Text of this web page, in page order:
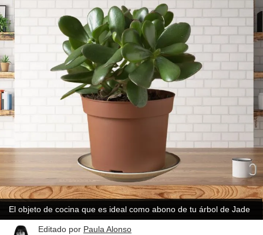
El objeto de cocina que es ideal como abono de tu árbol de Jade
Editado por Paula Alonso